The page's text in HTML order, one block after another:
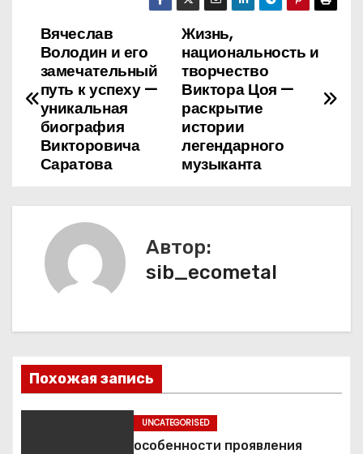
Н
в
а
о
з
Жизнь,
национальность и
творчество
Виктора Цоя —
раскрытие
истории
легендарного
музыканта
Вячеслав
Володин и его
замечательный
путь к успеху —
уникальная
биография
Викторовича
Саратова
Автор:
sib_ecometal
Похожая запись
UNCATEGORISED
особенности проявления